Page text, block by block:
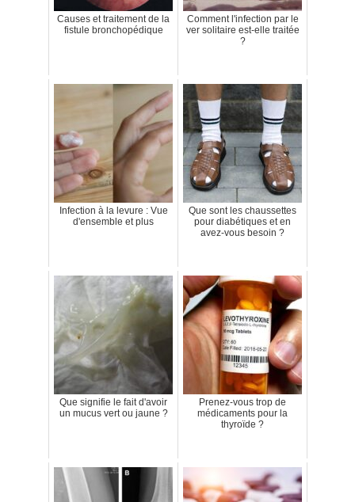
Causes et traitement de la
fistule bronchopédique
Comment l'infection par le
ver solitaire est-elle traitée
?
Infection à la levure : Vue
d'ensemble et plus
Que sont les chaussettes
pour diabétiques et en
avez-vous besoin ?
Que signifie le fait d'avoir
un mucus vert ou jaune ?
Prenez-vous trop de
médicaments pour la
thyroïde ?